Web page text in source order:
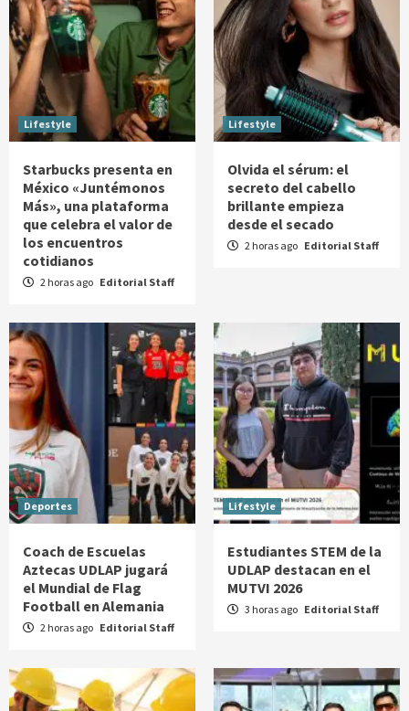
Lifestyle
Starbucks presenta en
México «Juntémonos
Más», una plataforma
que celebra el valor de
los encuentros
cotidianos
2 horas ago Editorial Staff
Lifestyle
Olvida el sérum: el
secreto del cabello
brillante empieza
desde el secado
2 horas ago Editorial Staff
Deportes
Coach de Escuelas
Aztecas UDLAP jugará
el Mundial de Flag
Football en Alemania
2 horas ago Editorial Staff
Lifestyle
Estudiantes STEM de la
UDLAP destacan en el
MUTVI 2026
3 horas ago Editorial Staff